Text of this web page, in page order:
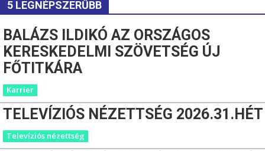
5 LEGNÉPSZERŰBB
BALÁZS ILDIKÓ AZ ORSZÁGOS
KERESKEDELMI SZÖVETSÉG ÚJ
FŐTITKÁRA
Karrier
TELEVÍZIÓS NÉZETTSÉG 2026.31.HÉT
Televíziós nézettség